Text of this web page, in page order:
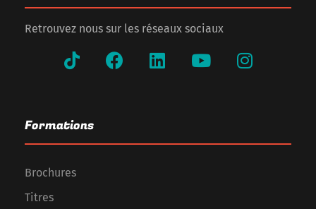
Retrouvez nous sur les réseaux sociaux
Formations
Brochures
Titres